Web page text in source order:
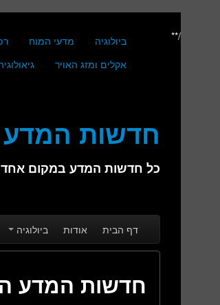
ביולוגיה מדעי המוח
אקלים ומזג האויר
חדשות המדע
כל חדשות המדע במקום אחד
Main menu
דף הבית אודות ביולוגיה
חדשות המדע
/**